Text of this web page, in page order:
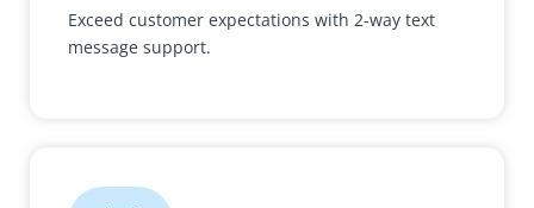
Exceed customer expectations with 2-way text
message support.